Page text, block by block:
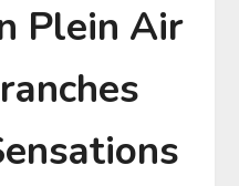
Plein Air